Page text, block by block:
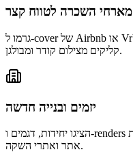
מארחי השכרה לטווח קצר
גרמו ל-cover של Airbnb או Vrbo לבלוט ברקע בהיר ונקי — יותר
קליקים מצילום קודר ומבולגן.
יזמים ובנייה חדשה
הציגו יחידות, דגמים ו-renders על רקע מקצועי עקבי בחוברות, גדרות
אתר ואתרי השקה.